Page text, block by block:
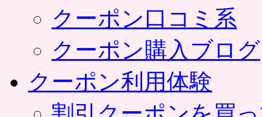
クーポン口コミ系
クーポン購入ブログ
クーポン利用体験